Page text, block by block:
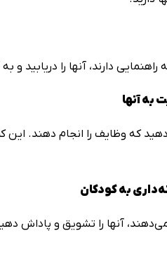
دارند، آن­ها را دریابید
به آن­ها
دهید که وظایف را انجام دهند.
به کودکان
آن­ها را تشویق و پاداش